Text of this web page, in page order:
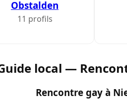
Obstalden
11 profils
local —
Rencontre gay à